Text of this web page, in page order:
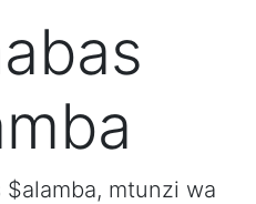
$alamba, mtunzi wa